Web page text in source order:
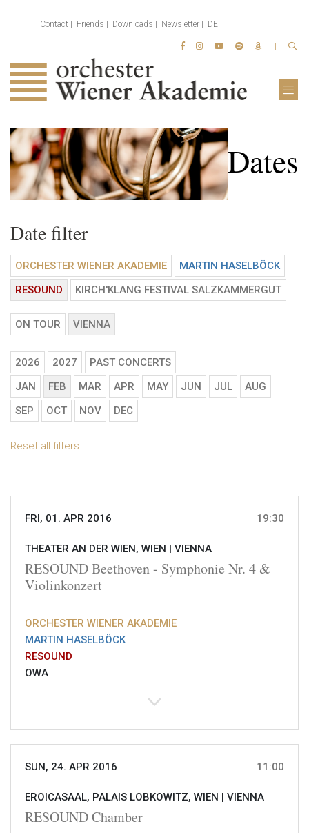
Contact Friends Downloads Newsletter DE
Dates
Date filter
ORCHESTER WIENER AKADEMIE
MARTIN HASELBÖCK
RESOUND
KIRCH'KLANG FESTIVAL SALZKAMMERGUT
ON TOUR VIENNA
2026 2027
PAST CONCERTS
JAN
FEB MAR APR MAY JUN JUL
AUG
SEP
OCT NOV DEC
Reset all filters
FRI, 01. APR 2016 19:30
THEATER AN DER WIEN, WIEN | VIENNA
RESOUND Beethoven - Symphonie Nr. 4 &
Violinkonzert
ORCHESTER WIENER AKADEMIE
MARTIN HASELBÖCK
RESOUND
OWA
SUN, 24. APR 2016 11:00
EROICASAAL, PALAIS LOBKOWITZ, WIEN | VIENNA
RESOUND Chamber